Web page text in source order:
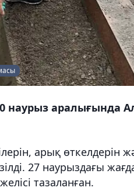
наурыз аралығында
арық өткелдерін
27 наурыздағы
тазаланған.